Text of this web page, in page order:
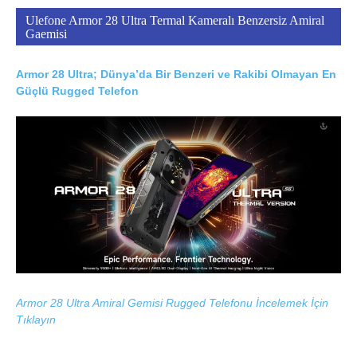
Ulefone Armor 28 Ultra Termal Kameralı Benzersiz Amiral
Gaemisi
Armor 28 Ultra; Dünya’da Bir Benzeri ve Rakibi Olmayan En
Güçlü Rugged Telefon
Armor 28 Ultra Amiral Gemisi Rugged Telefonu İncelemek İçin
Tıklayın